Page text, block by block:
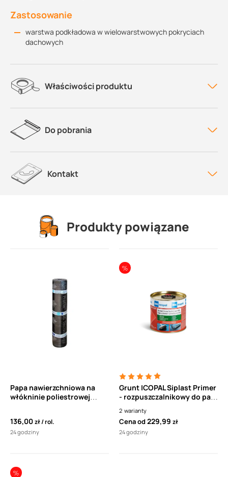
Zastosowanie
warstwa podkładowa w wielowarstwowych pokryciach
dachowych
Właściwości produktu
Do pobrania
Kontakt
Produkty powiązane
Papa nawierzchniowa na
włókninie poliestrowej
(5m2)
136,00zł rol.
24 godziny
Grunt ICOPAL Siplast Primer
- rozpuszczalnikowy do pap
termozgrzewalnych
2 warianty
Cena od229,99 zł
24 godziny